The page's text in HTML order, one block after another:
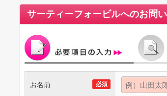
サーティーフォービルへのお問
必須
お名前